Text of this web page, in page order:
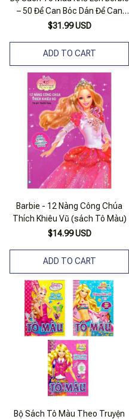
– 50 Đề Can Bóc Dán Đề Can
(Bộ 3 Cuốn)
$31.99 USD
ADD TO CART
Barbie - 12 Nàng Công Chúa
Thích Khiêu Vũ (sách Tô Màu)
$14.99 USD
ADD TO CART
Bộ Sách Tô Màu Theo Truyện